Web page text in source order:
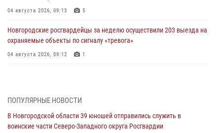
04 августа 2026, 09:13 5
Новгородские росгвардейцы за неделю осуществили 203 выезда на
охраняемые объекты по сигналу «тревога»
04 августа 2026, 09:12 1
В Великом Новгороде сотрудники центра лицензионно-
ПОПУЛЯРНЫЕ НОВОСТИ
В Новгородской области 39 юношей отправились служить в
воинские части Северо-Западного округа Росгвардии